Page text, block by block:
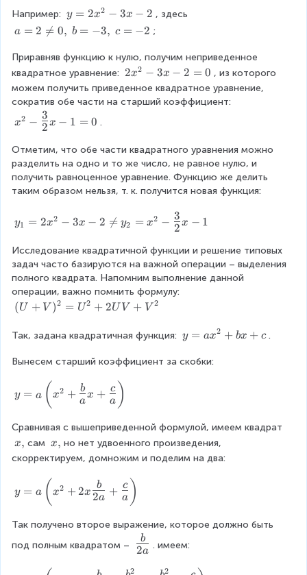
0
+
0
^
2
b
c
Например: y
=
x
^
2
-
3
x
2
y = 2x2 − 3x − 2 , здесь
a
2
\
n
e
0
\
b
=
-
,
c
=
-
2
a = 2 
= 0, b = −3, c = −2 ;
Приравняв функцию к нулю, получим неприведенное
квадратное уравнение: 2
x
^
x
-
2
=
2x2 − 3x − 2 = 0 , из которого
можем получить приведенное квадратное уравнение,
сократив обе части на старший коэффициент:
x
^
2
r
e
\
fr
a
c
3
{
}
}
-
1
=
x2 − 2
3
x − 1 = 0 .
Отметим, что обе части квадратного уравнения можно
разделить на одно и то же число, не равное нулю, и
получить равноценное уравнение. Функцию же делить
таким образом нельзя, т. к. получится новая функция:
y
_
1
^
2
3
x
-
\
e
q
y
_
=
^
-
y1 = 2x2 − 3x − 2 
= y2 = x2 − 2
3
x − 1
Исследование квадратичной функции и решение типовых
задач часто базируются на важной операции – выделения
полного квадрата. Напомним выполнение данной
операции, важно помнить формулу:
(
+
)
2
=
^
2
+
V
V
(U + V )2 = U2 + 2UV + V 2
Так, задана квадратичная функция: y
a
b
x
+
y = ax2 + bx + c .
Вынесем старший коэффициент за скобки:
=
\
le
ft
^
+
\
y = a ( x2 + a
b
x + a
c )
Сравнивая с вышеприведенной формулой, имеем квадрат
x
,
x, сам x
,
x, но нет удвоенного произведения,
скорректируем, домножим и поделим на два:
=
\
y = a ( x2 + 2x 2a
b + a
c )
Так получено второе выражение, которое должно быть
под полным квадратом –
{
\
2a
b
. имеем:
2 2